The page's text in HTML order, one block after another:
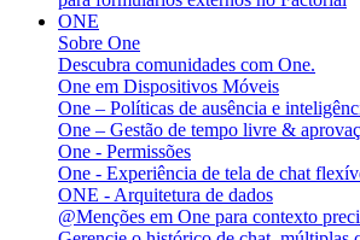
ONE
Sobre One
Descubra comunidades com One.
One em Dispositivos Móveis
One – Políticas de ausência e
One – Gestão de tempo livre &
One - Permissões
One - Experiência de tela de chat
ONE - Arquitetura de dados
@Menções em One para contexto